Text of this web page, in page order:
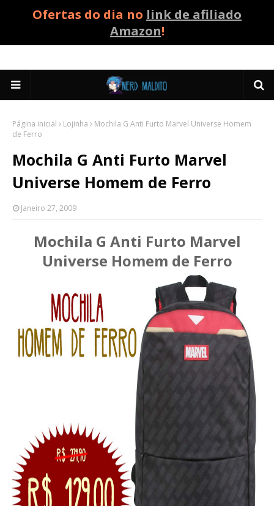
Ofertas do dia no link de afiliado
Amazon!
Página inicial Lojinha
Mochila G Anti Furto Marvel Universe Homem
de Ferro
Mochila G Anti Furto Marvel
Universe Homem de Ferro
Janeiro 27, 2009
Mochila G Anti Furto Marvel
Universe Homem de Ferro